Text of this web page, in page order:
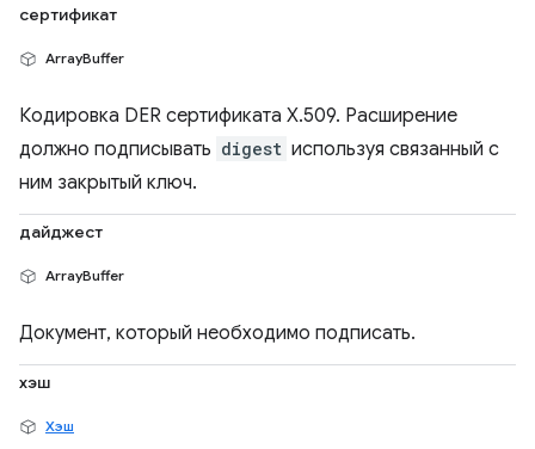
сертификат
ArrayBuffer
Кодировка DER сертификата X.509. Расширение
должно подписывать digest используя связанный с
ним закрытый ключ.
дайджест
ArrayBuffer
Документ, который необходимо подписать.
хэш
Хэш